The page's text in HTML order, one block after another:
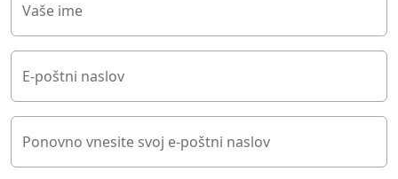
Vaše ime
E-poštni naslov
Ponovno vnesite svoj e-poštni naslov